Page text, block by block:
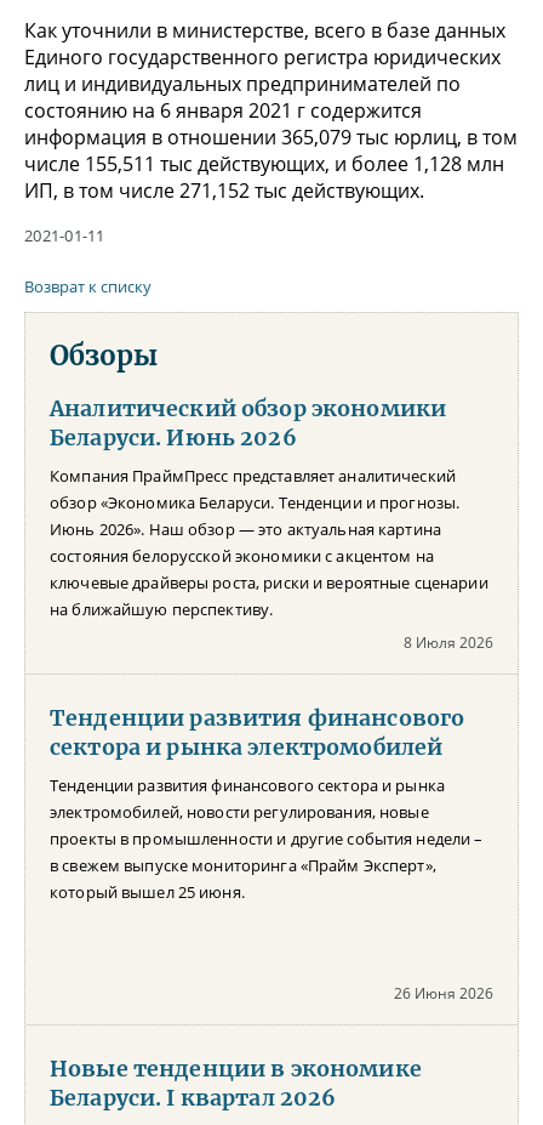
Как уточнили в министерстве, всего в базе данных
Единого государственного регистра юридических
лиц и индивидуальных предпринимателей по
состоянию на 6 января 2021 г содержится
информация в отношении 365,079 тыс юрлиц, в том
числе 155,511 тыс действующих, и более 1,128 млн
ИП, в том числе 271,152 тыс действующих.
2021-01-11
Возврат к списку
Обзоры
Аналитический обзор экономики
Беларуси. Июнь 2026
Компания ПраймПресс представляет аналитический
обзор «Экономика Беларуси. Тенденции и прогнозы.
Июнь 2026». Наш обзор — это актуальная картина
состояния белорусской экономики с акцентом на
ключевые драйверы роста, риски и вероятные сценарии
на ближайшую перспективу.
8 Июля 2026
Тенденции развития финансового
сектора и рынка электромобилей
Тенденции развития финансового сектора и рынка
электромобилей, новости регулирования, новые
проекты в промышленности и другие события недели –
в свежем выпуске мониторинга «Прайм Эксперт»,
который вышел 25 июня.
26 Июня 2026
Новые тенденции в экономике
Беларуси. I квартал 2026